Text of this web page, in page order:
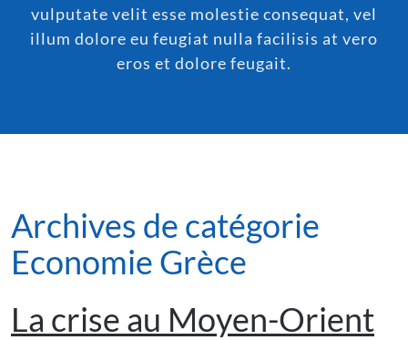
vulputate velit esse molestie consequat, vel
illum dolore eu feugiat nulla facilisis at vero
eros et dolore feugait.
Archives de catégorie
Economie Grèce
La crise au Moyen-Orient